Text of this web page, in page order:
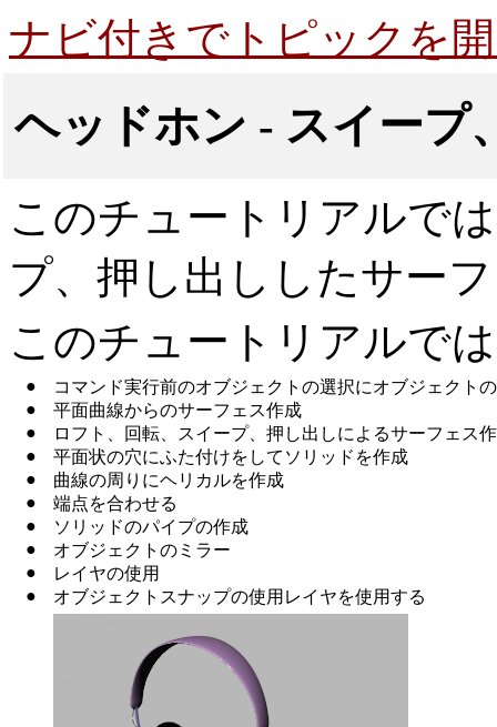
ナビ付きでトピックを
ヘッドホン - スイープ
このチュートリアルで
プ、押し出ししたサー
このチュートリアルで
●
コマンド実行前のオブジェクトの選択にオブジェクト
●
平面曲線からのサーフェス作成
●
ロフト、回転、スイープ、押し出しによるサーフェス
●
平面状の穴にふた付けをしてソリッドを作成
●
曲線の周りにヘリカルを作成
●
端点を合わせる
●
ソリッドのパイプの作成
●
オブジェクトのミラー
●
レイヤの使用
●
オブジェクトスナップの使用レイヤを使用する